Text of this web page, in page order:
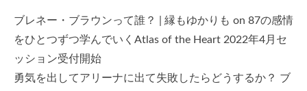
ブレネー・ブラウンって誰？ | 縁もゆかりも on 87の感情
をひとつずつ学んでいくAtlas of the Heart 2022年4月セ
ッション受付開始
勇気を出してアリーナに出て失敗したらどうするか？ ブ